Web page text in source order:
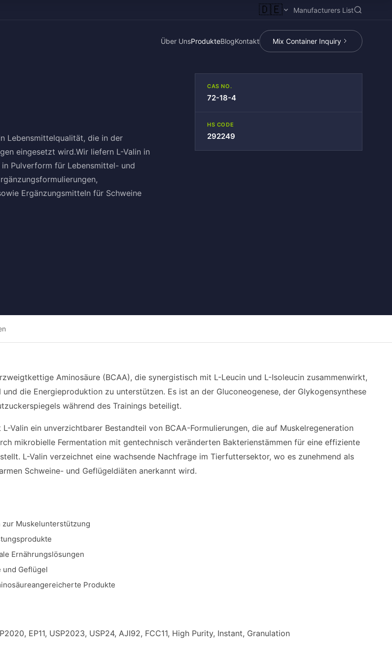
🇩🇪 Manufacturers List
Über UnsProdukteBlogKontakt Mix Container Inquiry
Lebensmittelqualität, die in der
eingesetzt wird.Wir liefern L-Valin in
Pulverform für Lebensmittel- und
Ergänzungsmitteln für Schweine
CAS NO.
72-18-4
HS CODE
292249
Aminosäure (BCAA), die synergistisch mit L-Leucin und L-Isoleucin zusammenwirkt,
die Energieproduktion zu unterstützen. Es ist an der Gluconeogenese, der Glykogensynthese
während des Trainings beteiligt.
Valin ein unverzichtbarer Bestandteil von BCAA-Formulierungen, die auf Muskelregeneration
mikrobielle Fermentation mit gentechnisch veränderten Bakterienstämmen für eine effiziente
L-Valin verzeichnet eine wachsende Nachfrage im Tierfuttersektor, wo es zunehmend als
Schweine- und Geflügeldiäten anerkannt wird.
Muskelunterstützung
Ernährungslösungen
Geflügel
Produkte
EP11, USP2023, USP24, AJI92, FCC11, High Purity, Instant, Granulation